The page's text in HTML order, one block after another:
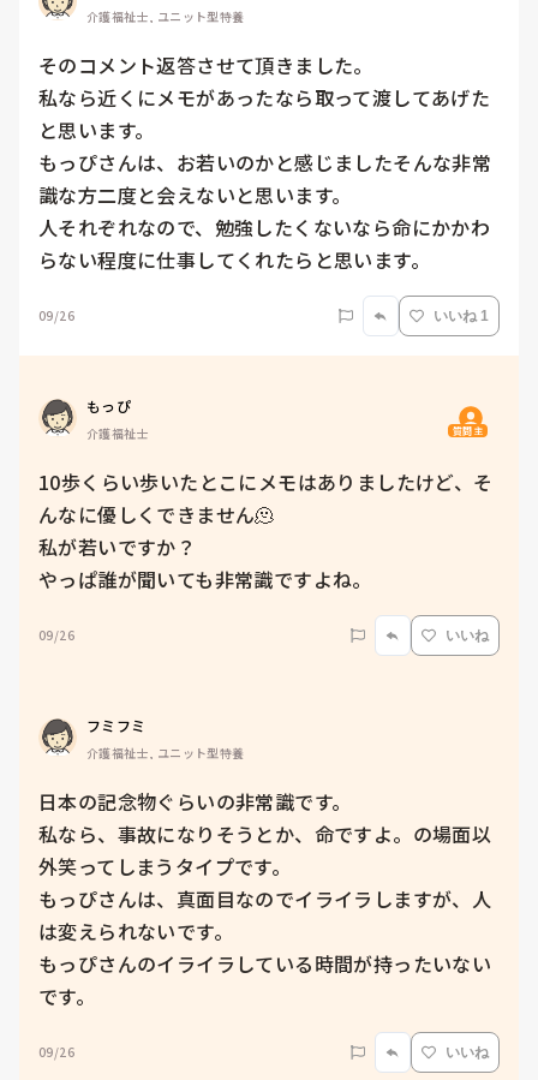
介護福祉士, ユニット型特養
そのコメント返答させて頂きました。
私なら近くにメモがあったなら取って渡してあげた
と思います。
もっぴさんは、お若いのかと感じましたそんな非常
識な方二度と会えないと思います。
人それぞれなので、勉強したくないなら命にかかわ
09/26 いいね 1
もっぴ
介護福祉士 質問主
10歩くらい歩いたとこにメモはありましたけど、そ
んなに優しくできません🫠
私が若いですか？
やっぱ誰が聞いても非常識ですよね。
09/26 いいね
フミフミ
介護福祉士, ユニット型特養
日本の記念物ぐらいの非常識です。
私なら、事故になりそうとか、命ですよ。の場面以
外笑ってしまうタイプです。
もっぴさんは、真面目なのでイライラしますが、人
は変えられないです。
もっぴさんのイライラしている時間が持ったいない
です。
09/26 いいね